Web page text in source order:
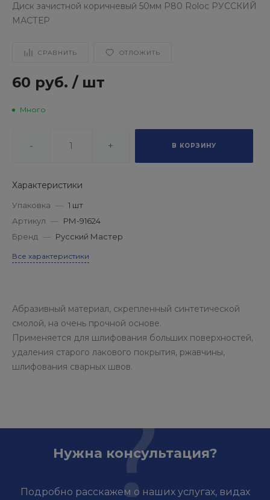
Диск зачистной коричневый 50мм Р80 Roloc РУССКИЙ
МАСТЕР
СРАВНИТЬ ОТЛОЖИТЬ
60 руб. / шт
Много
- + В КОРЗИНУ
Характеристики
Упаковка — 1 шт
Артикул — РМ-91624
Бренд — Русский Мастер
Все характеристики
Абразивный материал, скрепленный синтетической
смолой, на очень прочной основе.
Применяется для шлифования больших поверхностей,
удаления старого лакового покрытия, ржавчины,
шлифования сварных швов.
Нужна консультация?
Подробно расскажем о наших услугах, видах